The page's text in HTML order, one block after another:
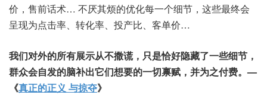
价，售前话术… 不厌其烦的优化每一个细节，这些最终会
呈现为点击率、转化率、投产比、客单价…
我们对外的所有展示从不撒谎，只是恰好隐藏了一些细节，
群众会自发的脑补出它们想要的一切禀赋，并为之付费。—
《真正的正义 与掠夺》